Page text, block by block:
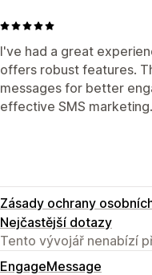
I've had a great
offers robust features.
messages for better
effective SMS marketing.
Zásady ochrany
Nejčastější dotazy
Tento vývojář nenabízí
EngageMessage